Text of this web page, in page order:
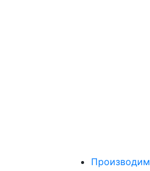
Производим